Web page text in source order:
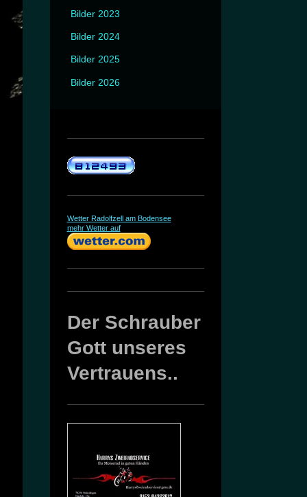
Bilder 2023
Bilder 2024
Bilder 2025
Bilder 2026
Wetter Radolfzell am Bodensee
mehr Wetter auf
Der Schrauber
Gott unseres
Vertrauens..